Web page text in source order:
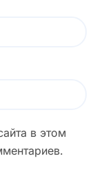
в этом